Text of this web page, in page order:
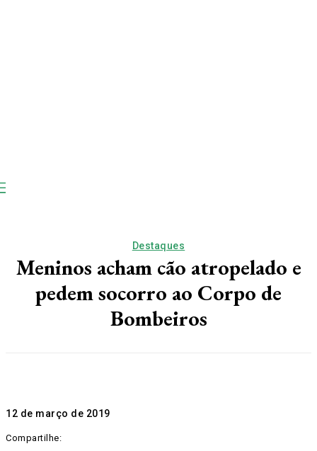
Destaques
Meninos acham cão atropelado e
pedem socorro ao Corpo de
Bombeiros
12 de março de 2019
Compartilhe: